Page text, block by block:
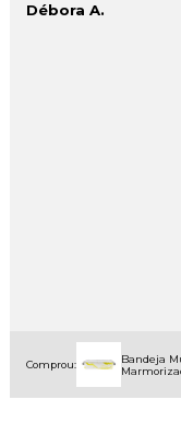
Débora A.
Comprou:
Bandeja